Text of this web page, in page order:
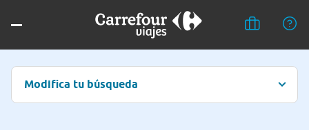
Modifica tu búsqueda